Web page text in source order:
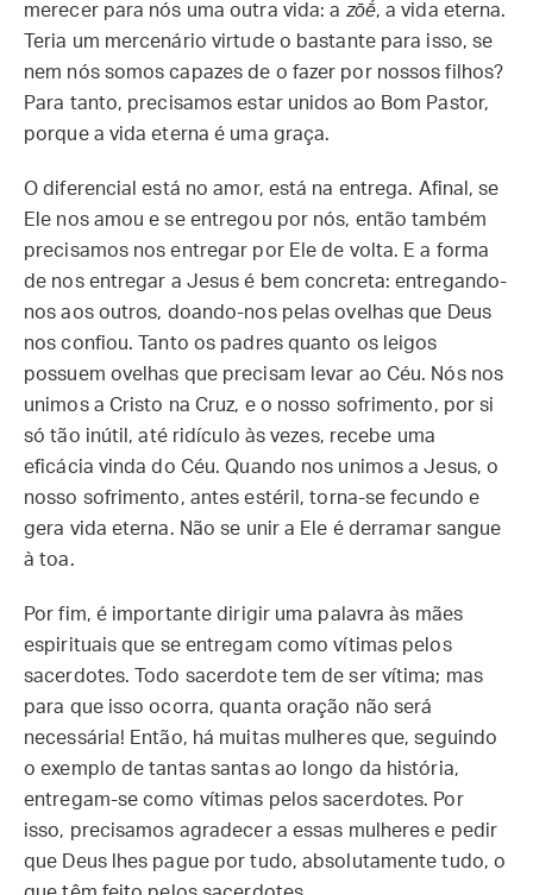
merecer para nós uma outra vida: a zōḗ, a vida eterna.
Teria um mercenário virtude o bastante para isso, se
nem nós somos capazes de o fazer por nossos filhos?
Para tanto, precisamos estar unidos ao Bom Pastor,
porque a vida eterna é uma graça.
O diferencial está no amor, está na entrega. Afinal, se
Ele nos amou e se entregou por nós, então também
precisamos nos entregar por Ele de volta. E a forma
de nos entregar a Jesus é bem concreta: entregando-
nos aos outros, doando-nos pelas ovelhas que Deus
nos confiou. Tanto os padres quanto os leigos
possuem ovelhas que precisam levar ao Céu. Nós nos
unimos a Cristo na Cruz, e o nosso sofrimento, por si
só tão inútil, até ridículo às vezes, recebe uma
eficácia vinda do Céu. Quando nos unimos a Jesus, o
nosso sofrimento, antes estéril, torna-se fecundo e
gera vida eterna. Não se unir a Ele é derramar sangue
à toa.
Por fim, é importante dirigir uma palavra às mães
espirituais que se entregam como vítimas pelos
sacerdotes. Todo sacerdote tem de ser vítima; mas
para que isso ocorra, quanta oração não será
necessária! Então, há muitas mulheres que, seguindo
o exemplo de tantas santas ao longo da história,
entregam-se como vítimas pelos sacerdotes. Por
isso, precisamos agradecer a essas mulheres e pedir
que Deus lhes pague por tudo, absolutamente tudo, o